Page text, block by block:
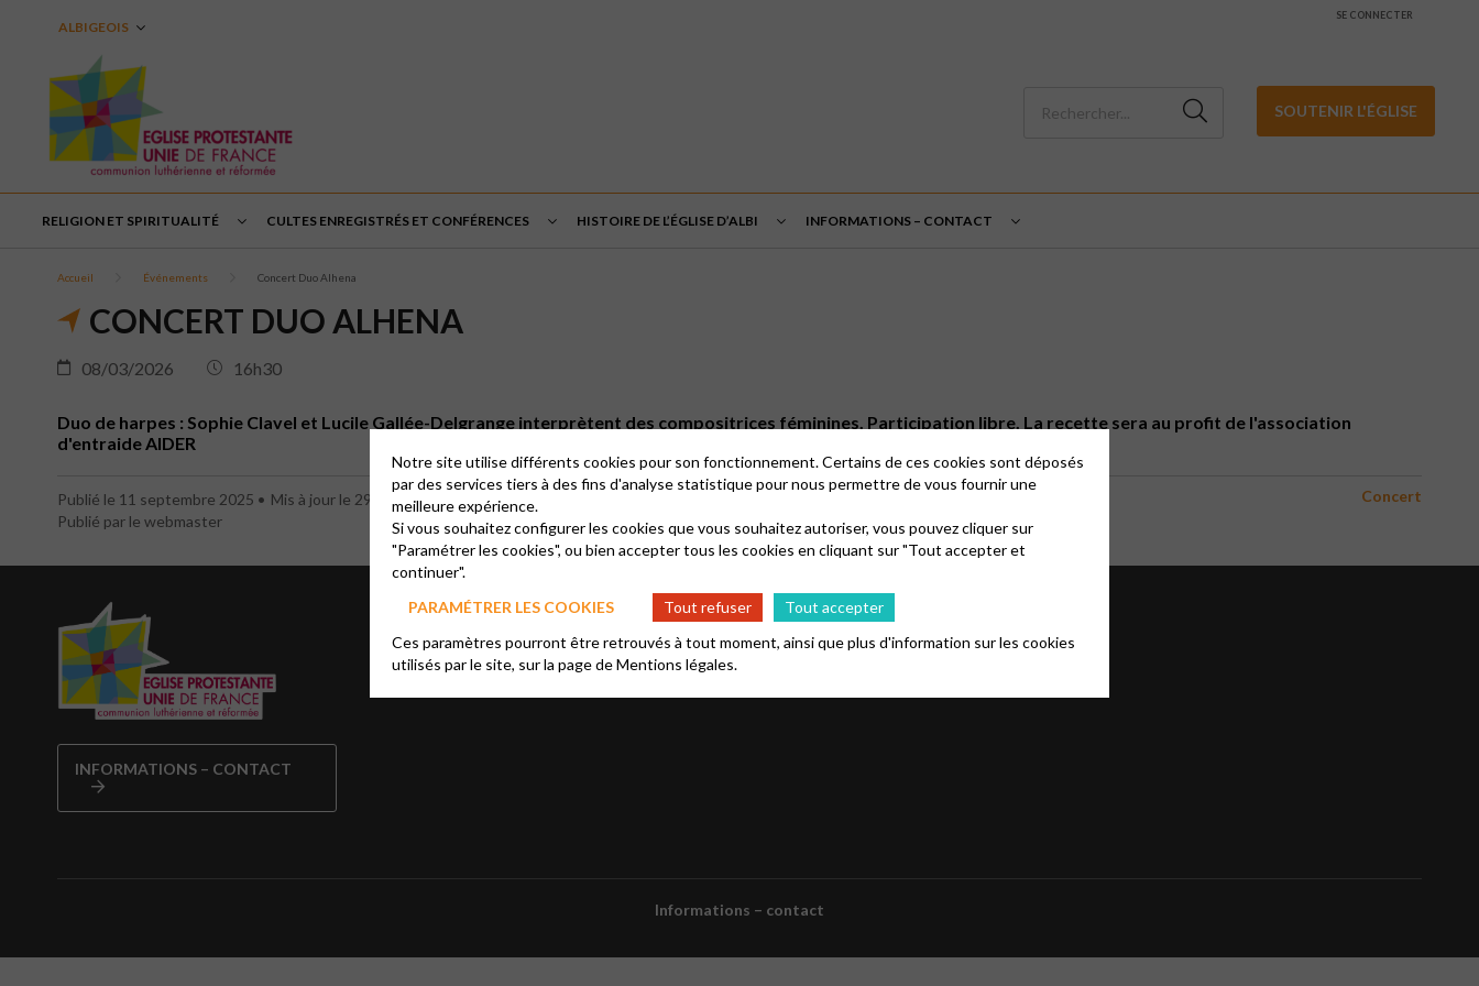
ALBIGEOIS
SE CONNECTER
SOUTENIR L'ÉGLISE
RELIGION ET SPIRITUALITÉ CULTES ENREGISTRÉS ET CONFÉRENCES HISTOIRE DE L’ÉGLISE D’ALBI INFORMATIONS – CONTACT
Accueil Événements Concert Duo Alhena
CONCERT DUO ALHENA
08/03/2026 16h30
Duo de harpes : Sophie Clavel et Lucile Gallée-Delgrange interprètent des compositrices féminines. Participation libre. La recette sera au profit de l'association
d'entraide AIDER
Publié le 11 septembre 2025
Mis à jour le 29 janvier 2026
Publié par le webmaster
Concert
INFORMATIONS – CONTACT
Informations – contact
Notre site utilise différents cookies pour son fonctionnement. Certains de ces cookies sont déposés
par des services tiers à des fins d'analyse statistique pour nous permettre de vous fournir une
meilleure expérience.
Si vous souhaitez configurer les cookies que vous souhaitez autoriser, vous pouvez cliquer sur
"Paramétrer les cookies", ou bien accepter tous les cookies en cliquant sur "Tout accepter et
continuer".
PARAMÉTRER LES COOKIES
Tout refuser
Tout accepter
Ces paramètres pourront être retrouvés à tout moment, ainsi que plus d'information sur les cookies
utilisés par le site, sur la page deMentions légales.